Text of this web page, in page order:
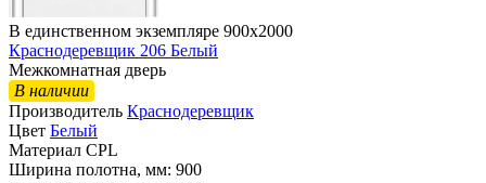
В единственном экземпляре 900х2000
Краснодеревщик 206 Белый
Межкомнатная дверь
В наличии
Производитель Краснодеревщик
Цвет Белый
Материал CPL
Ширина полотна, мм: 900